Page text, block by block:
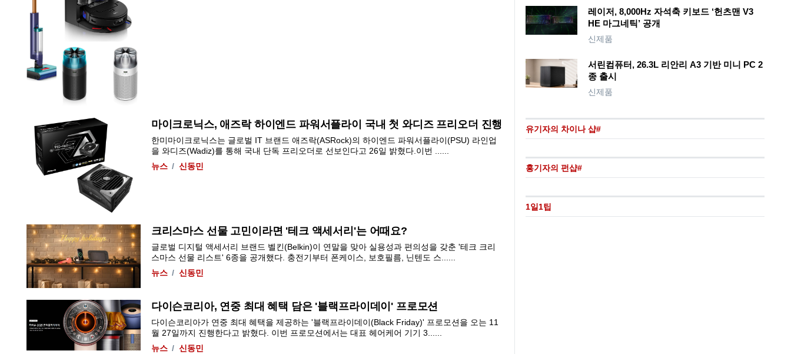
마이크로닉스, 애즈락 하이엔드 파워서플라이 국내 첫 와디즈 프리오더 진행
한미마이크로닉스는 글로벌 IT 브랜드 애즈락(ASRock)의 하이엔드 파워서플라이(PSU) 라인업
을 와디즈(Wadiz)를 통해 국내 단독 프리오더로 선보인다고 26일 밝혔다.이번 ......
뉴스
신동민
크리스마스 선물 고민이라면 '테크 액세서리'는 어때요?
글로벌 디지털 액세서리 브랜드 벨킨(Belkin)이 연말을 맞아 실용성과 편의성을 갖춘 '테크 크리
스마스 선물 리스트' 6종을 공개했다. 충전기부터 폰케이스, 보호필름, 닌텐도 스......
뉴스
신동민
다이슨코리아, 연중 최대 혜택 담은 '블랙프라이데이' 프로모션
다이슨코리아가 연중 최대 혜택을 제공하는 '블랙프라이데이(Black Friday)' 프로모션을 오는 11
월 27일까지 진행한다고 밝혔다. 이번 프로모션에서는 대표 헤어케어 기기 3......
뉴스
신동민
레이저, 8,000Hz 자석축 키보드 ‘헌츠맨 V3
HE 마그네틱’ 공개
신제품
서린컴퓨터, 26.3L 리안리 A3 기반 미니 PC 2
종 출시
신제품
유기자의 차이나 샵#
홍기자의 펀샵#
1일1팁